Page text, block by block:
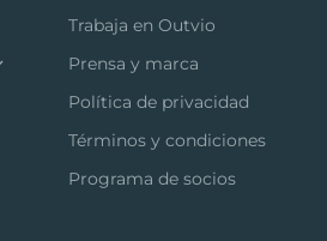
Trabaja en Outvio
Prensa y marca
Política de privacidad
Términos y condiciones
Programa de socios